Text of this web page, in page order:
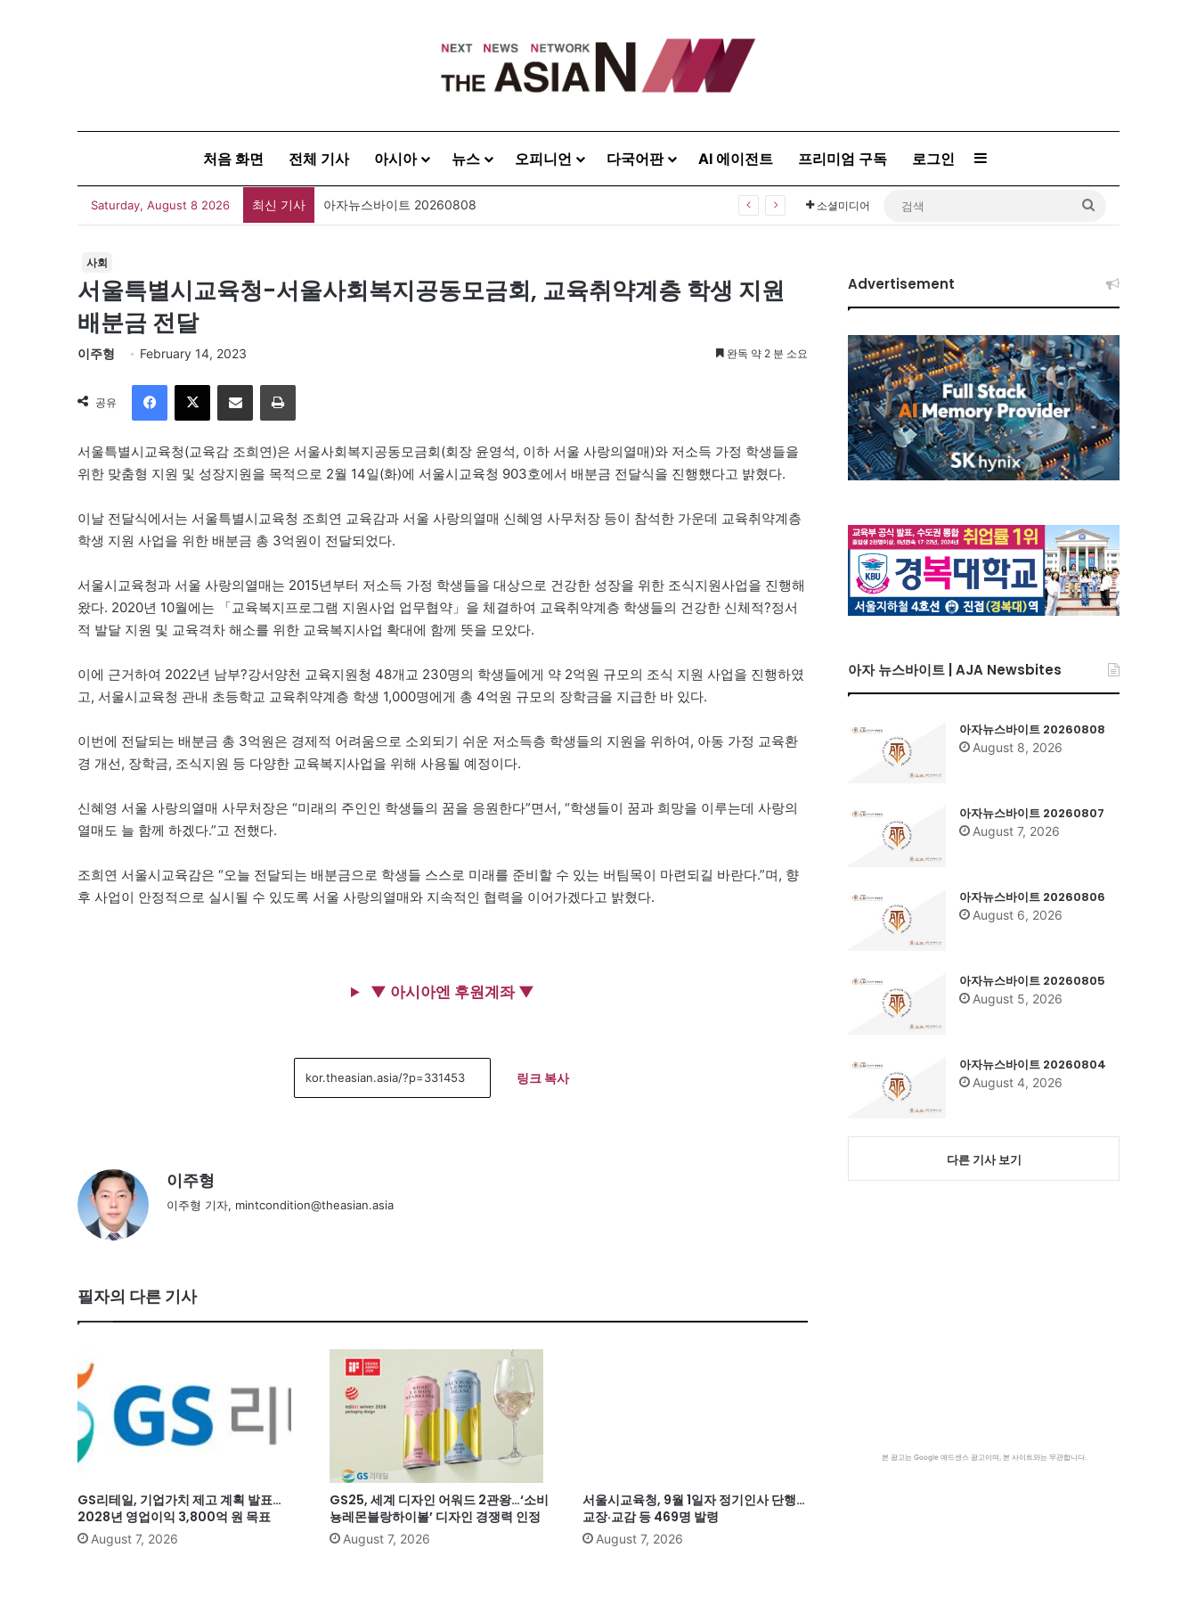
처음 화면 전체 기사 아시아 뉴스 오피니언 다국어판 AI 에이전트 프리미엄 구독 로그인 Sidebar
Saturday, August 8 2026 최신 기사 아자뉴스바이트 20260808 소셜미디어
사회
서울특별시교육청-서울사회복지공동모금회, 교육취약계층 학생 지원
배분금 전달
이주형 February 14, 2023 완독 약 2 분 소요
공유
이메일
서울특별시교육청(교육감 조희연)은 서울사회복지공동모금회(회장 윤영석, 이하 서울 사랑의열매)와 저소득 가정 학생들을
위한 맞춤형 지원 및 성장지원을 목적으로 2월 14일(화)에 서울시교육청 903호에서 배분금 전달식을 진행했다고 밝혔다.
이날 전달식에서는 서울특별시교육청 조희연 교육감과 서울 사랑의열매 신혜영 사무처장 등이 참석한 가운데 교육취약계층
학생 지원 사업을 위한 배분금 총 3억원이 전달되었다.
서울시교육청과 서울 사랑의열매는 2015년부터 저소득 가정 학생들을 대상으로 건강한 성장을 위한 조식지원사업을 진행해
왔다. 2020년 10월에는 「교육복지프로그램 지원사업 업무협약」을 체결하여 교육취약계층 학생들의 건강한 신체적?정서
적 발달 지원 및 교육격차 해소를 위한 교육복지사업 확대에 함께 뜻을 모았다.
이에 근거하여 2022년 남부?강서양천 교육지원청 48개교 230명의 학생들에게 약 2억원 규모의 조식 지원 사업을 진행하였
고, 서울시교육청 관내 초등학교 교육취약계층 학생 1,000명에게 총 4억원 규모의 장학금을 지급한 바 있다.
이번에 전달되는 배분금 총 3억원은 경제적 어려움으로 소외되기 쉬운 저소득층 학생들의 지원을 위하여, 아동 가정 교육환
경 개선, 장학금, 조식지원 등 다양한 교육복지사업을 위해 사용될 예정이다.
신혜영 서울 사랑의열매 사무처장은 “미래의 주인인 학생들의 꿈을 응원한다”면서, “학생들이 꿈과 희망을 이루는데 사랑의
열매도 늘 함께 하겠다.”고 전했다.
조희연 서울시교육감은 “오늘 전달되는 배분금으로 학생들 스스로 미래를 준비할 수 있는 버팀목이 마련되길 바란다.”며, 향
후 사업이 안정적으로 실시될 수 있도록 서울 사랑의열매와 지속적인 협력을 이어가겠다고 밝혔다.
▼ 아시아엔 후원계좌 ▼
링크 복사
이주형
이주형 기자, mintcondition@theasian.asia
필자의 다른 기사
GS리테일, 기업가치 제고 계획 발표…
2028년 영업이익 3,800억 원 목표
August 7, 2026
GS25, 세계 디자인 어워드 2관왕…‘소비
뇽레몬블랑하이볼’ 디자인 경쟁력 인정
August 7, 2026
서울시교육청, 9월 1일자 정기인사 단행…
교장·교감 등 469명 발령
August 7, 2026
Advertisement
아자 뉴스바이트 | AJA Newsbites
아자뉴스바이트 20260808
August 8, 2026
아자뉴스바이트 20260807
August 7, 2026
아자뉴스바이트 20260806
August 6, 2026
아자뉴스바이트 20260805
August 5, 2026
아자뉴스바이트 20260804
August 4, 2026
다른 기사 보기
본 광고는 Google 애드센스 광고이며, 본 사이트와는 무관합니다.